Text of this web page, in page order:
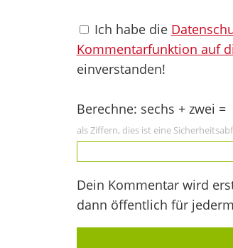
Ich habe die
Kommentarfunktion auf
einverstanden!
Berechne: sechs + zwei =
als Ziffern, dies ist eine
Dein Kommentar wird
dann öffentlich für